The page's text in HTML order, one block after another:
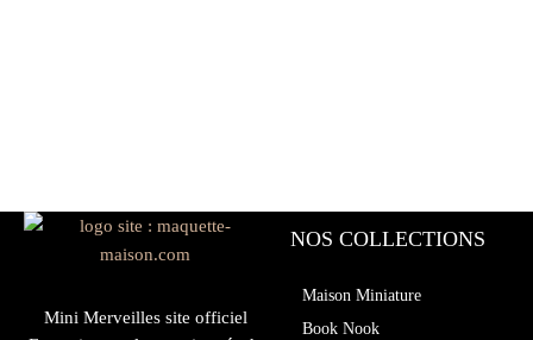
Mini Merveilles site officiel
NOS COLLECTIONS
Maison Miniature
Book Nook